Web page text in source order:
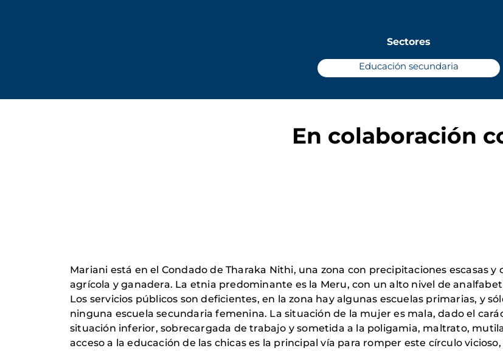
Sectores
Educación secundaria
En colaboración
Mariani está en el Condado de Tharaka Nithi, una zona con precipitaciones escasas
agrícola y ganadera. La etnia predominante es la Meru, con un alto nivel de
Los servicios públicos son deficientes, en la zona hay algunas escuelas primarias, y
ninguna escuela secundaria femenina. La situación de la mujer es mala, dado el
situación inferior, sobrecargada de trabajo y sometida a la poligamia, maltrato,
acceso a la educación de las chicas es la principal vía para romper este círculo